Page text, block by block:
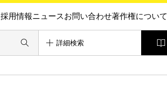
採用情報ニュースお問い合わせ著作権について
詳細検索